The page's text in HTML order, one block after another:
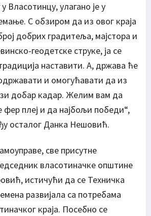
Власотинцу, улагано је у
С обзиром да из овог краја
добрих градитеља, мајстора и
геодетске струке, ја се
наставити. А, држава ће
и омогућавати да из
добар кадар. Желим вам да
плеј и да најбољи победи“,
осталог Данка Нешовић.
све присутне
власотиначке општине
истичући да се Техничка
развијала са потребама
краја. Посебно се